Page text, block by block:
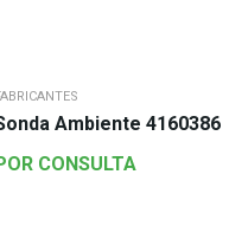
Ambiente 4160386
CONSULTA